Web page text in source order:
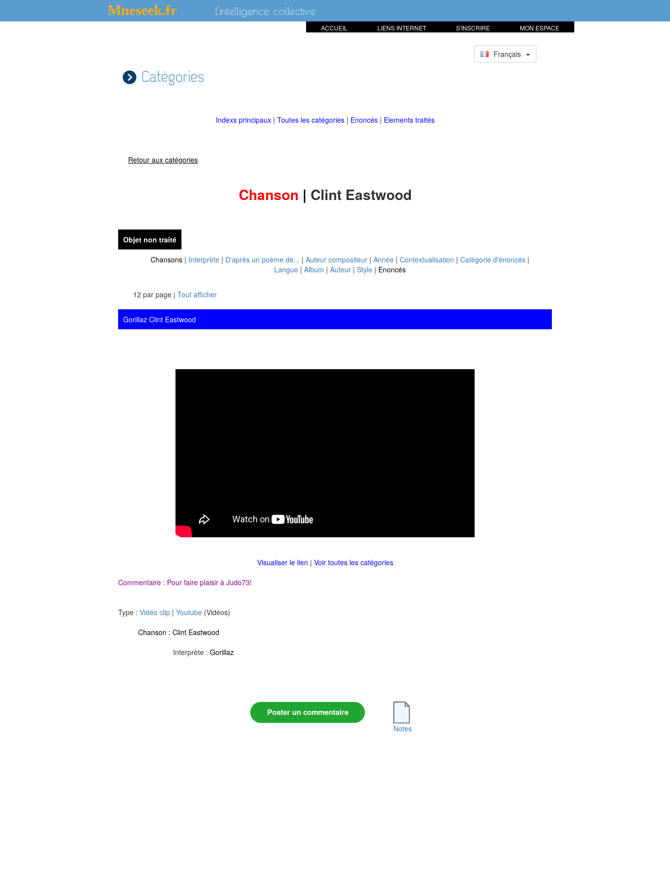
Mneseek.fr L'intelligence collective
MON ESPACE
S'INSCRIRE
LIENS INTERNET
ACCUEIL
Français
Catégories
Indexs principaux | Toutes les catégories | Enoncés | Elements traités
Retour aux catégories
Chanson | Clint Eastwood
Objet non traité
Chansons | Interprète | D'après un poème de... | Auteur compositeur | Année | Contextualisation | Catégorie d'énoncés |
Langue | Album | Auteur | Style | Enoncés
12 par page | Tout afficher
Gorillaz Clint Eastwood
Visualiser le lien | Voir toutes les catégories
Commentaire : Pour faire plaisir à Judo73!
Type : Vidéo clip | Youtube (Vidéos)
Chanson : Clint Eastwood
Interprète : Gorillaz
Poster un commentaire
Notes